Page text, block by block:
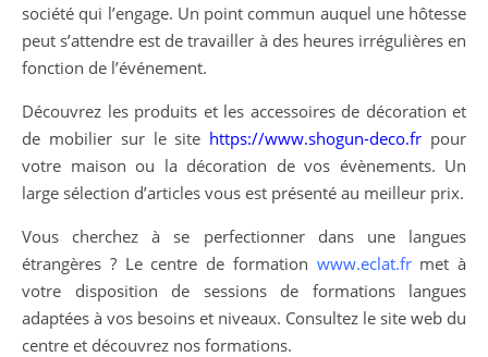
société qui l’engage. Un point commun auquel une hôtesse
peut s’attendre est de travailler à des heures irrégulières en
fonction de l’événement.
Découvrez les produits et les accessoires de décoration et
de mobilier sur le site https://www.shogun-deco.fr pour
votre maison ou la décoration de vos évènements. Un
large sélection d’articles vous est présenté au meilleur prix.
Vous cherchez à se perfectionner dans une langues
étrangères ? Le centre de formation www.eclat.frmet à
votre disposition de sessions de formations langues
adaptées à vos besoins et niveaux. Consultez le site web du
centre et découvrez nos formations.